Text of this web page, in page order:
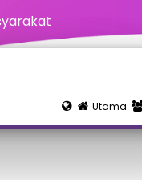
Utama